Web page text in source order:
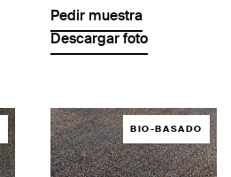
Pedir muestra
Descargar foto
BIO-BASADO